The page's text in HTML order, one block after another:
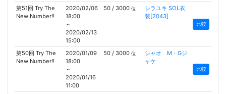
第51回 Try The
New Number!!
2020/02/06
18:00
～
2020/02/13
15:00
50 / 3000位
シラユキ SOL衣
装[2043]
比較
第50回 Try The
New Number!!
2020/01/09
18:00
～
2020/01/16
11:00
50 / 3000位
シャオ M・Gジ
ャケ
比較